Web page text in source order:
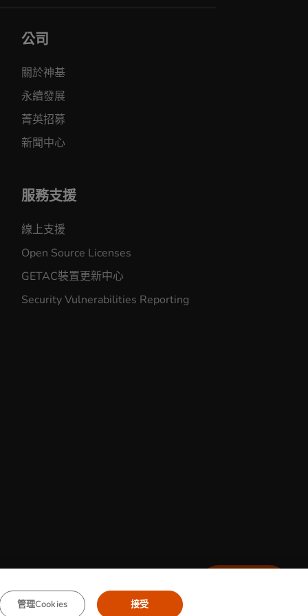
公司
關於神基
永續發展
菁英招募
新聞中心
服務支援
線上支援
Open Source Licenses
GETAC裝置更新中心
Security Vulnerabilities Reporting
管理Cookies 接受